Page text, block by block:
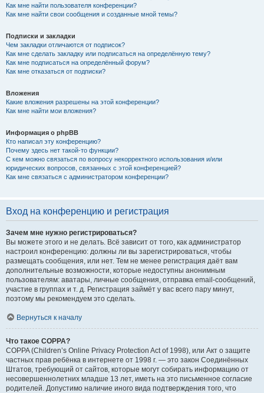
Как мне найти пользователя конференции?
Как мне найти свои сообщения и созданные мной темы?
Подписки и закладки
Чем закладки отличаются от подписок?
Как мне сделать закладку или подписаться на определённую тему?
Как мне подписаться на определённый форум?
Как мне отказаться от подписки?
Вложения
Какие вложения разрешены на этой конференции?
Как мне найти мои вложения?
Информация о phpBB
Кто написал эту конференцию?
Почему здесь нет такой-то функции?
С кем можно связаться по вопросу некорректного использования и/или
юридических вопросов, связанных с этой конференцией?
Как мне связаться с администратором конференции?
Вход на конференцию и регистрация
Зачем мне нужно регистрироваться?
Вы можете этого и не делать. Всё зависит от того, как администратор
настроил конференцию: должны ли вы зарегистрироваться, чтобы
размещать сообщения, или нет. Тем не менее регистрация даёт вам
дополнительные возможности, которые недоступны анонимным
пользователям: аватары, личные сообщения, отправка email-сообщений,
участие в группах и т. д. Регистрация займёт у вас всего пару минут,
поэтому мы рекомендуем это сделать.
Вернуться к началу
Что такое COPPA?
COPPA (Children’s Online Privacy Protection Act of 1998), или Акт о защите
частных прав ребёнка в интернете от 1998 г. — это закон Соединённых
Штатов, требующий от сайтов, которые могут собирать информацию от
несовершеннолетних младше 13 лет, иметь на это письменное согласие
родителей. Допустимо наличие иного вида подтверждения того, что